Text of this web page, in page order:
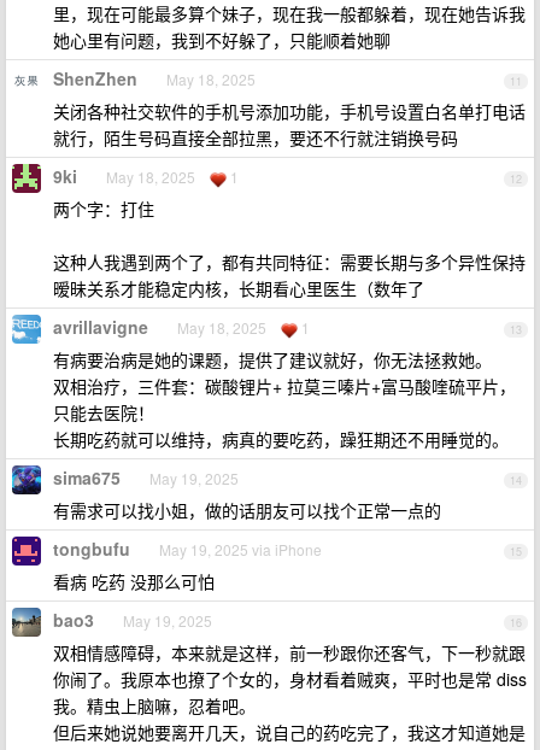
里，现在可能最多算个妹子，现在我一般都躲着，现在她告诉我
她心里有问题，我到不好躲了，只能顺着她聊
11
ShenZhen May 18, 2025
关闭各种社交软件的手机号添加功能，手机号设置白名单打电话
就行，陌生号码直接全部拉黑，要还不行就注销换号码
12
9ki May 18, 2025 1
两个字：打住
这种人我遇到两个了，都有共同特征：需要长期与多个异性保持
暧昧关系才能稳定内核，长期看心里医生（数年了
13
avrillavigne May 18, 2025 1
有病要治病是她的课题，提供了建议就好，你无法拯救她。
双相治疗，三件套：碳酸锂片+ 拉莫三嗪片+富马酸喹硫平片，
只能去医院！
长期吃药就可以维持，病真的要吃药，躁狂期还不用睡觉的。
14
sima675 May 19, 2025
有需求可以找小姐，做的话朋友可以找个正常一点的
15
tongbufu May 19, 2025 via iPhone
看病 吃药 没那么可怕
16
bao3 May 19, 2025
双相情感障碍，本来就是这样，前一秒跟你还客气，下一秒就跟
你闹了。我原本也撩了个女的，身材看着贼爽，平时也是常 diss
我。精虫上脑嘛，忍着吧。
但后来她说她要离开几天，说自己的药吃完了，我这才知道她是